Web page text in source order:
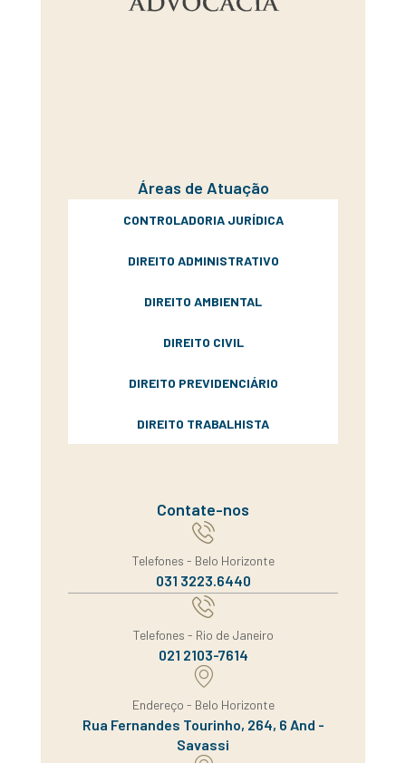
Áreas de Atuação
CONTROLADORIA JURÍDICA
DIREITO ADMINISTRATIVO
DIREITO AMBIENTAL
DIREITO CIVIL
DIREITO PREVIDENCIÁRIO
DIREITO TRABALHISTA
Contate-nos
Telefones - Belo Horizonte
031 3223.6440
Telefones - Rio de Janeiro
021 2103-7614
Endereço - Belo Horizonte
Rua Fernandes Tourinho, 264, 6 And -
Savassi